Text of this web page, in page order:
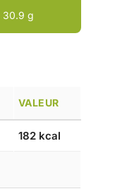
30.9 g
VALEUR
182 kcal